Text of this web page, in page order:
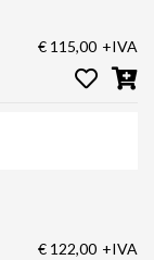
€ 115,00 +IVA
€ 122,00 +IVA